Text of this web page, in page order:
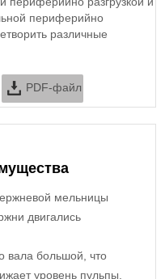
периферийно
различные
PDF-файл
мельницы
двигались
вала большой, что
уровень пульпы,